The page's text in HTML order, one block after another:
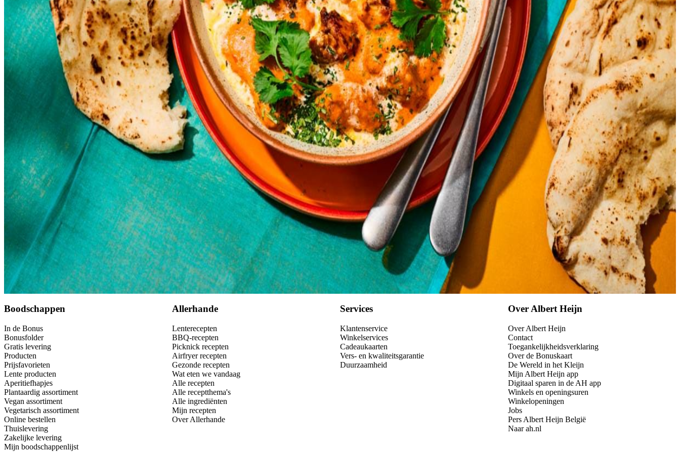
5trostomaten
50 tomatenpuree
100
verse slagroom
zonnebloemolie
el kristalsuiker
4 naanbroden
gedroogd fenegriekblad
Kies producten
Dit heb je nodig
Boodschappen
In de Bonus
Bonusfolder
Gratis levering
Producten
Prijsfavorieten
Lente producten
Aperitiefhapjes
Plantaardig assortiment
Vegan assortiment
Vegetarisch assortiment
Online bestellen
Thuislevering
Zakelijke levering
Mijn boodschappenlijst
Allerhande
Lenterecepten
BBQ-recepten
Picknick recepten
Airfryer recepten
Gezonde recepten
Wat eten we vandaag
Alle recepten
Alle receptthema's
Alle ingrediënten
Mijn recepten
Over Allerhande
Services
Klantenservice
Winkelservices
Cadeaukaarten
Vers- en kwaliteitsgarantie
Duurzaamheid
Over Albert Heijn
Over Albert Heijn
Contact
Toegankelijkheidsverklaring
Over de Bonuskaart
De Wereld in het Kleijn
Mijn Albert Heijn app
Digitaal sparen in de AH app
Winkels en openingsuren
Winkelopeningen
Jobs
Pers Albert Heijn België
Naar ah.nl